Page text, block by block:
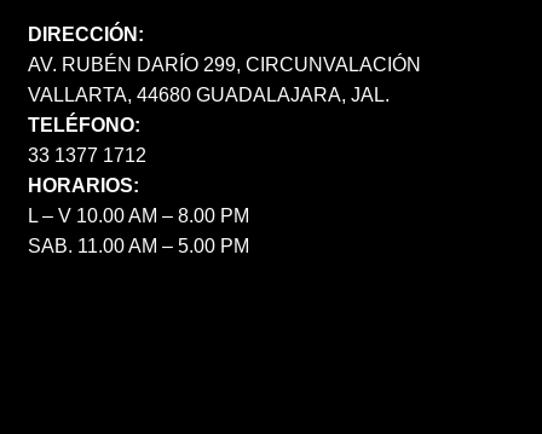
DIRECCIÓN:
AV. RUBÉN DARÍO 299, CIRCUNVALACIÓN
VALLARTA, 44680 GUADALAJARA, JAL.
TELÉFONO:
33 1377 1712
HORARIOS:
L – V 10.00 AM – 8.00 PM
SAB. 11.00 AM – 5.00 PM